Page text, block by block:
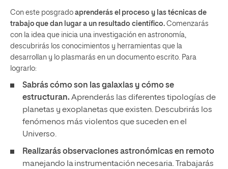
Con este posgrado aprenderás el proceso y las técnicas de
trabajo que dan lugar a un resultado científico. Comenzarás
con la idea que inicia una investigación en astronomía,
descubrirás los conocimientos y herramientas que la
desarrollan y lo plasmarás en un documento escrito. Para
lograrlo:
Sabrás cómo son las galaxias y cómo se
estructuran. Aprenderás las diferentes tipologías de
planetas y exoplanetas que existen. Descubrirás los
fenómenos más violentos que suceden en el
Universo.
Realizarás observaciones astronómicas en remoto
manejando la instrumentación necesaria. Trabajarás